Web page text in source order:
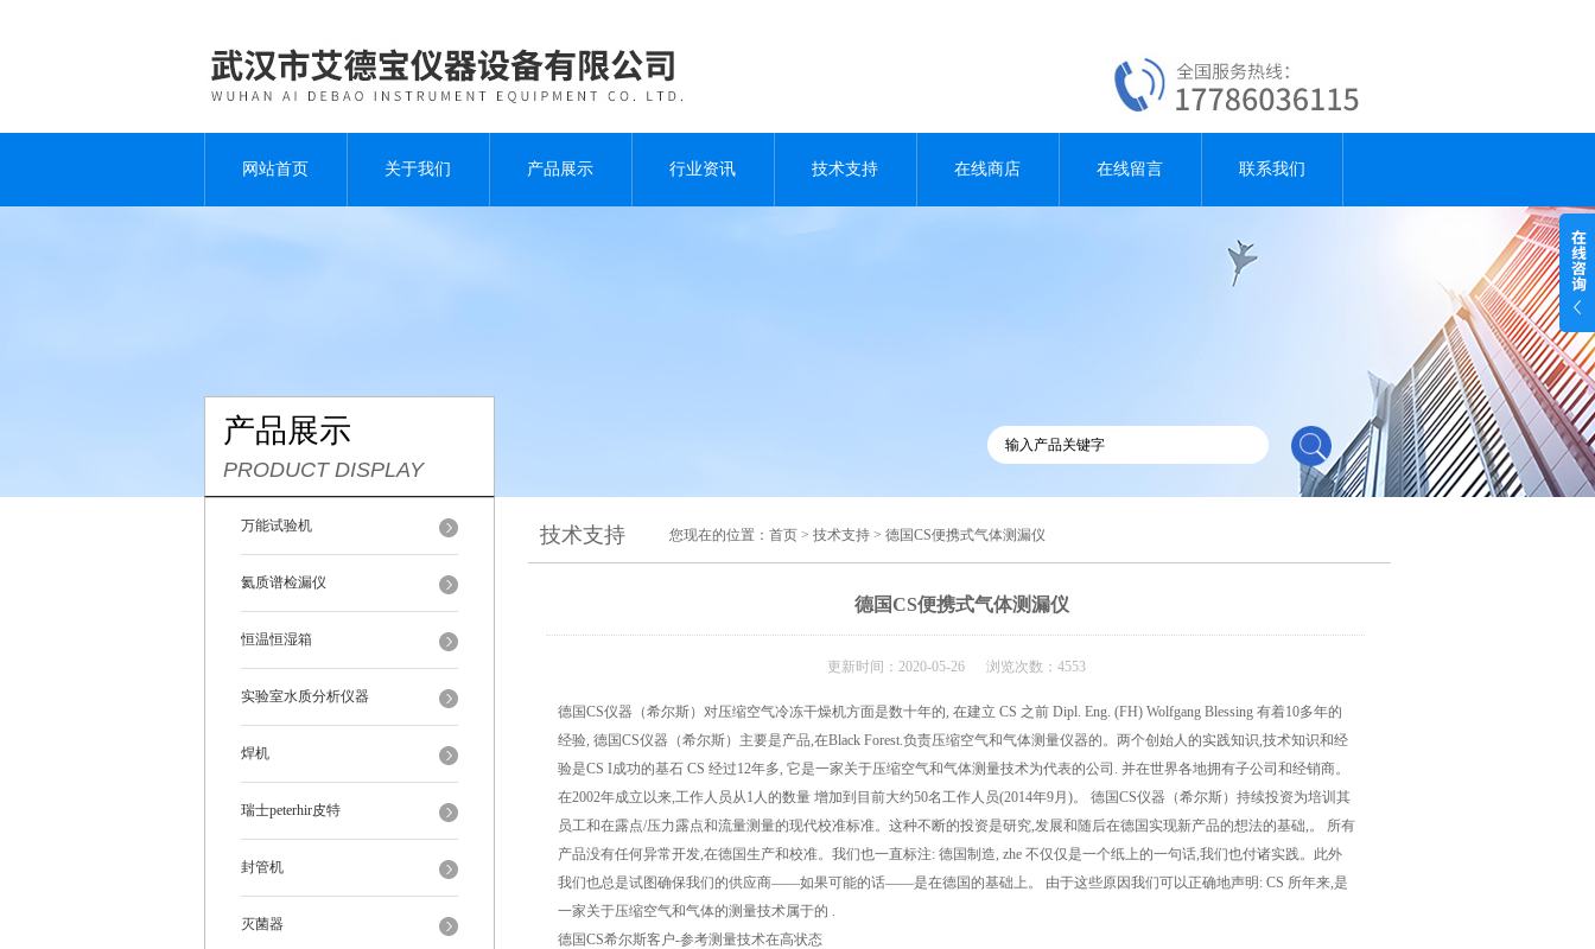
网站首页 关于我们 产品展示 行业资讯 技术支持 在线商店 在线留言 联系我们
产品展示
PRODUCT DISPLAY
万能试验机
氦质谱检漏仪
恒温恒湿箱
实验室水质分析仪器
焊机
瑞士peterhir皮特
封管机
灭菌器
技术支持 您现在的位置： 首页 > 技术支持 > 德国CS便携式气体测漏仪
德国CS便携式气体测漏仪
更新时间：2020-05-26 浏览次数：4553
德国CS仪器（希尔斯）对压缩空气冷冻干燥机方面是数十年的, 在建立 CS 之前 Dipl. Eng. (FH) Wolfgang Blessing 有着10多年的
经验, 德国CS仪器（希尔斯）主要是产品,在Black Forest.负责压缩空气和气体测量仪器的。两个创始人的实践知识,技术知识和经
验是CS I成功的基石 CS 经过12年多, 它是一家关于压缩空气和气体测量技术为代表的公司. 并在世界各地拥有子公司和经销商。
在2002年成立以来,工作人员从1人的数量 增加到目前大约50名工作人员(2014年9月)。 德国CS仪器（希尔斯）持续投资为培训其
员工和在露点/压力露点和流量测量的现代校准标准。这种不断的投资是研究,发展和随后在德国实现新产品的想法的基础,。 所有
产品没有任何异常开发,在德国生产和校准。我们也一直标注: 德国制造, zhe 不仅仅是一个纸上的一句话,我们也付诸实践。此外
我们也总是试图确保我们的供应商——如果可能的话——是在德国的基础上。 由于这些原因我们可以正确地声明: CS 所年来,是
一家关于压缩空气和气体的测量技术属于的 .
德国CS希尔斯客户-参考测量技术在高状态